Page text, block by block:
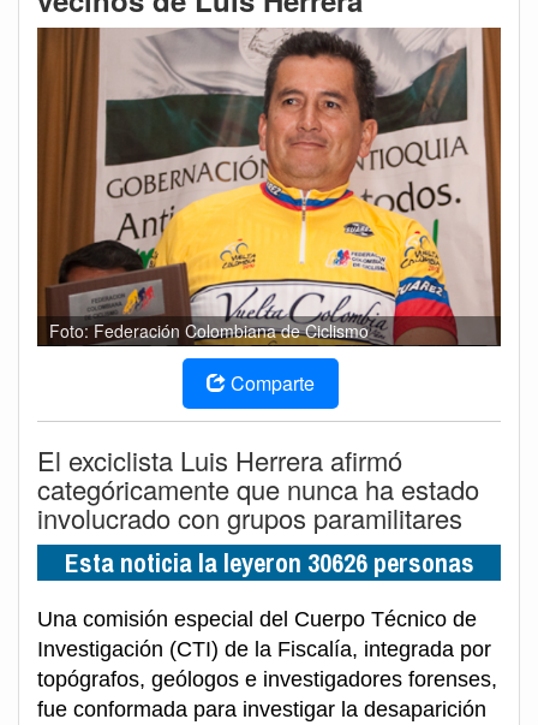
Foto: Federación Colombiana de Ciclismo
Comparte
El exciclista Luis Herrera afirmó
categóricamente que nunca ha estado
involucrado con grupos paramilitares
Esta noticia la leyeron 30626 personas
Una comisión especial del Cuerpo Técnico de
Investigación (CTI) de la Fiscalía, integrada por
topógrafos, geólogos e investigadores forenses,
fue conformada para investigar la desaparición